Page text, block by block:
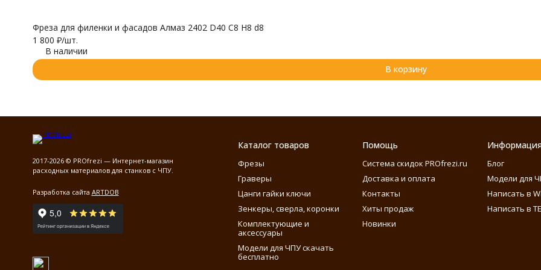
Фреза для филенки и фасадов Алмаз 2402 D40 C8 H8 d8
1 800 ₽/шт.
В наличии
В корзину
2017-2026 © PROfrezi — Интернет-магазин
расходных материалов для станков с ЧПУ.
Разработка сайта ARTDOB
Каталог товаров
Фрезы
Граверы
Цанги гайки ключи
Зенкеры, сверла, коронки
Комплектующие и
аксессуары
Модели для ЧПУ скачать
бесплатно
Помощь
Система скидок PROfrezi.ru
Доставка и оплата
Контакты
Хиты продаж
Новинки
Блог
Модели для
Написать в
Написать в